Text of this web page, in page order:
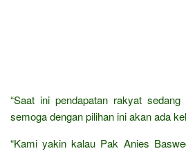
“Saat ini pendapatan rakyat
semoga dengan pilihan ini akan ada
“Kami yakin kalau Pak Anies